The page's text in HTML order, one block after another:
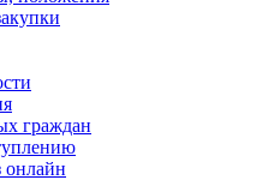
граждан
онлайн